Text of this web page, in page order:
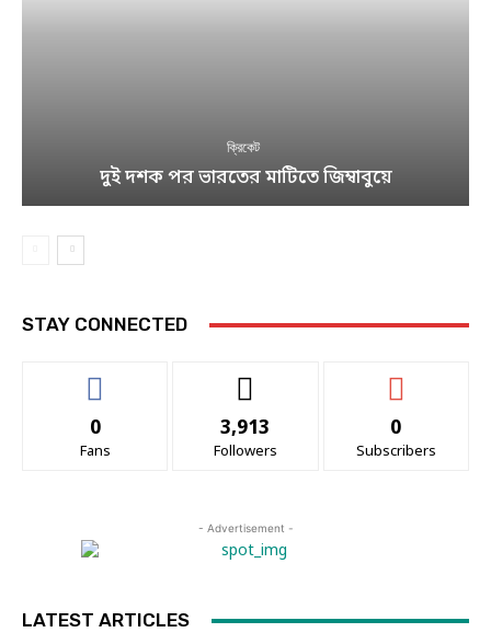
ক্রিকেট
দুই দশক পর ভারতের মাটিতে জিম্বাবুয়ে
STAY CONNECTED
0
Fans
3,913
Followers
0
Subscribers
- Advertisement -
LATEST ARTICLES